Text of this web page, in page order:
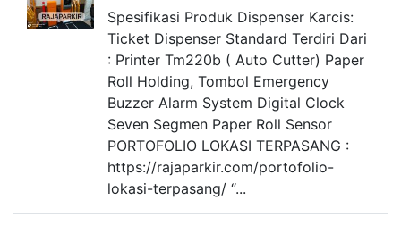
Spesifikasi Produk Dispenser Karcis:
Ticket Dispenser Standard Terdiri Dari
: Printer Tm220b ( Auto Cutter) Paper
Roll Holding, Tombol Emergency
Buzzer Alarm System Digital Clock
Seven Segmen Paper Roll Sensor
PORTOFOLIO LOKASI TERPASANG :
https://rajaparkir.com/portofolio-
lokasi-terpasang/ “...